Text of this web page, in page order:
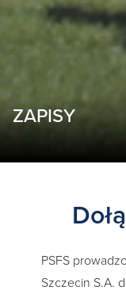
ZAPISY
PSFS
Szczecin S.A.